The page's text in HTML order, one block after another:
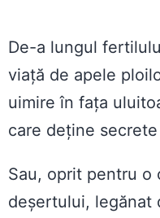
De-a lungul
viață de apele
uimire în fața
care deține
Sau, oprit pentru o
deșertului, legănat